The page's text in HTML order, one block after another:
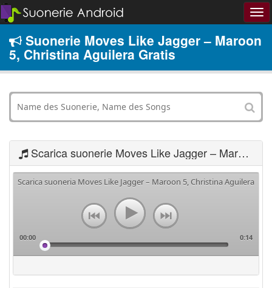
Suonerie Moves Like Jagger – Maroon
5, Christina Aguilera Gratis
Scarica suonerie Moves Like Jagger – Maroon 5, Christina Aguilera
Scarica suoneria Moves Like Jagger – Maroon 5, Christina Aguilera
00:00 0:14